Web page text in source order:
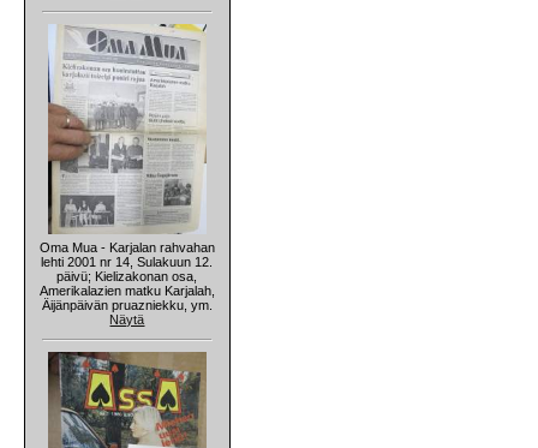
Oma Mua - Karjalan rahvahan
lehti 2001 nr 14, Sulakuun 12.
päivü; Kielizakonan osa,
Amerikalazien matku Karjalah,
Äijänpäivän pruazniekku, ym.
Näytä